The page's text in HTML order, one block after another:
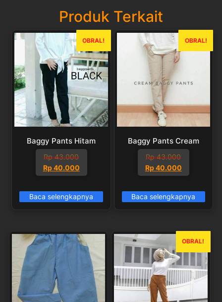
Produk Terkait
OBRAL!
Baggy Pants Hitam
Rp43.000
Harga
aslinya
Rp 43.000.
Rp40.000
Harga
saat
adalah:
Rp 40.000.
Baca selengkapnya
OBRAL!
Baggy Pants Cream
Rp43.000
Harga
aslinya
Rp 43.000.
Rp40.000
Harga
saat
adalah:
Rp 40.000.
Baca selengkapnya
OBRAL!